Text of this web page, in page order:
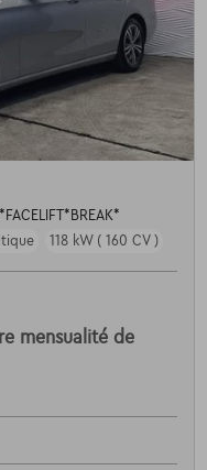
118 kW ( 160 CV )
mensualité de